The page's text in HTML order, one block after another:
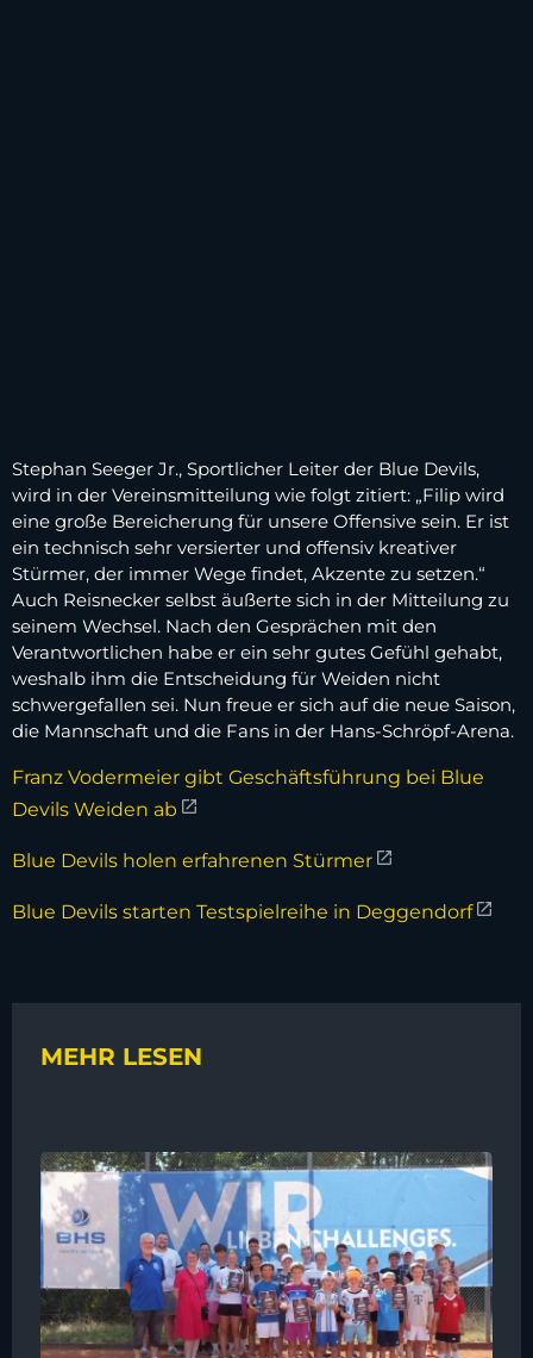
Stephan Seeger Jr., Sportlicher Leiter der Blue Devils,
wird in der Vereinsmitteilung wie folgt zitiert: „Filip wird
eine große Bereicherung für unsere Offensive sein. Er ist
ein technisch sehr versierter und offensiv kreativer
Stürmer, der immer Wege findet, Akzente zu setzen.“
Auch Reisnecker selbst äußerte sich in der Mitteilung zu
seinem Wechsel. Nach den Gesprächen mit den
Verantwortlichen habe er ein sehr gutes Gefühl gehabt,
weshalb ihm die Entscheidung für Weiden nicht
schwergefallen sei. Nun freue er sich auf die neue Saison,
die Mannschaft und die Fans in der Hans-Schröpf-Arena.
Franz Vodermeier gibt Geschäftsführung bei Blue
Devils Weiden ab
Blue Devils holen erfahrenen Stürmer
Blue Devils starten Testspielreihe in Deggendorf
MEHR LESEN